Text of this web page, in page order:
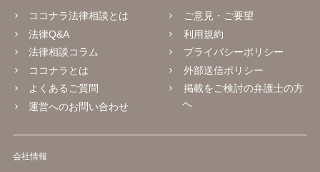
ココナラ法律相談とは
法律Q&A
法律相談コラム
ココナラとは
よくあるご質問
運営へのお問い合わせ
ご意見・ご要望
利用規約
プライバシーポリシー
外部送信ポリシー
掲載をご検討の弁護士の方
へ
会社情報